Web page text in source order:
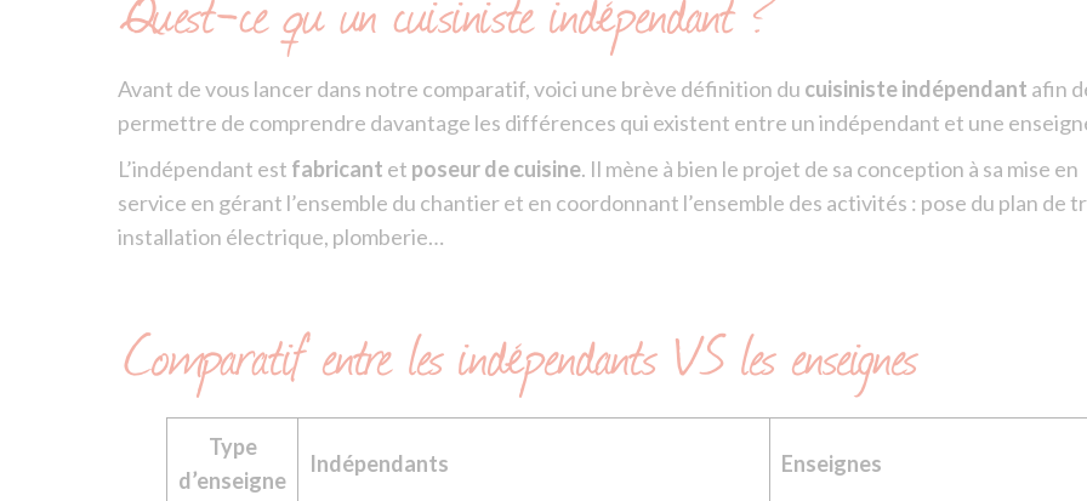
Avant de vous lancer dans notre comparatif, voici une brève définition du cuisiniste indépendant afin
permettre de comprendre davantage les différences qui existent entre un indépendant et une
L’indépendant est fabricant et poseur de cuisine. Il mène à bien le projet de sa conception à sa mise en
service en gérant l’ensemble du chantier et en coordonnant l’ensemble des activités : pose du plan de
installation électrique, plomberie…
Comparatif entre les indépendants VS les enseignes
Type
d’enseigne
Indépendants Enseignes